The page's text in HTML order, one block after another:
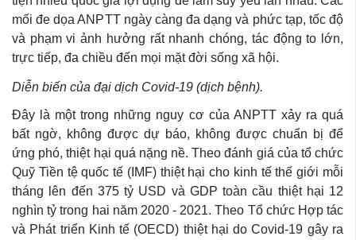
mối đe dọa ANPTT ngày càng đa dạng và phức tạp, tốc độ
và phạm vi ảnh hưởng rất nhanh chóng, tác động to lớn,
trực tiếp, đa chiều đến mọi mặt đời sống xã hội.
Diễn biến của đại dịch Covid-19 (dịch bệnh).
Đây là một trong những nguy cơ của ANPTT xảy ra quá
bất ngờ, không được dự báo, không được chuẩn bị để
ứng phó, thiệt hại quá nặng nề. Theo đánh giá của tổ chức
Quỹ Tiền tệ quốc tế (IMF) thiệt hại cho kinh tế thế giới mỗi
tháng lên đến 375 tỷ USD và GDP toàn cầu thiệt hại 12
nghìn tỷ trong hai năm 2020 - 2021. Theo Tổ chức Hợp tác
và Phát triển Kinh tế (OECD) thiệt hại do Covid-19 gây ra